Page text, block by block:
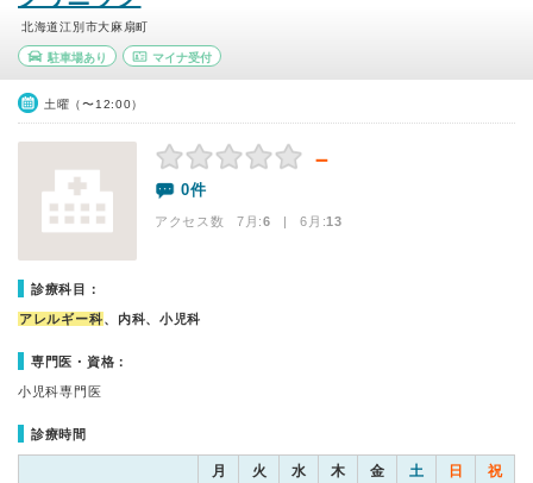
北海道江別市大麻扇町
駐車場あり マイナ受付
土曜（〜12:00）
－
0件
アクセス数 7月:6 | 6月:13
診療科目：
アレルギー科、内科、小児科
専門医・資格：
小児科専門医
診療時間
月 火 水 木 金 土 日 祝